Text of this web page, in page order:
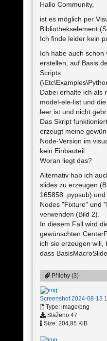
Hallo Community,
ist es möglich per
Bibliothekselement
Ich finde leider kein
Ich habe auch schon
erstellen, auf Basis
Scripts
Dabei erhalte ich als
model-ele-list und
leer ist und nicht
Das Skript
erzeugt meine
Node-Version im
kein Einbauteil.
Woran liegt das?
Alternativ hab ich
slides zu erzeugen
165858 .pypsub)
Nodes "Fixture" und
verwenden (Bild 2).
In diesem Fall wird
gewünschten
ich sie erzeugen will,
dass
Přílohy (3)
Screenshot 2024-08-13
Type: image/png
Staženo 47
Size: 204,85 KiB